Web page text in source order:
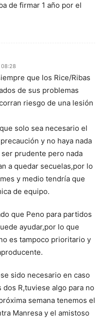
de firmar 1 año por el
08:28
que los Rice/Ribas
de sus problemas
riesgo de una lesión
solo sea necesario el
y no haya nada
prudente pero nada
a quedar secuelas,por lo
y medio tendría que
de equipo.
que Peno para partidos
ayudar,por lo que
es tampoco prioritario y
sido necesario en caso
dos R,tuviese algo para no
semana tenemos el
Manresa y el amistoso